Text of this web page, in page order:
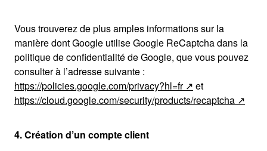
Vous trouverez de plus amples informations sur la
manière dont Google utilise Google ReCaptcha dans la
politique de confidentialité de Google, que vous pouvez
consulter à l’adresse suivante :
https://policies.google.com/privacy?hl=fr
et
https://cloud.google.com/security/products/recaptcha
4. Création d’un compte client